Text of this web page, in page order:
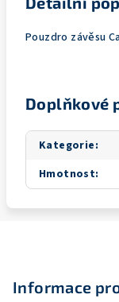
Pouzdro závěsu
Doplňkové
Kategorie:
Hmotnost:
Informace